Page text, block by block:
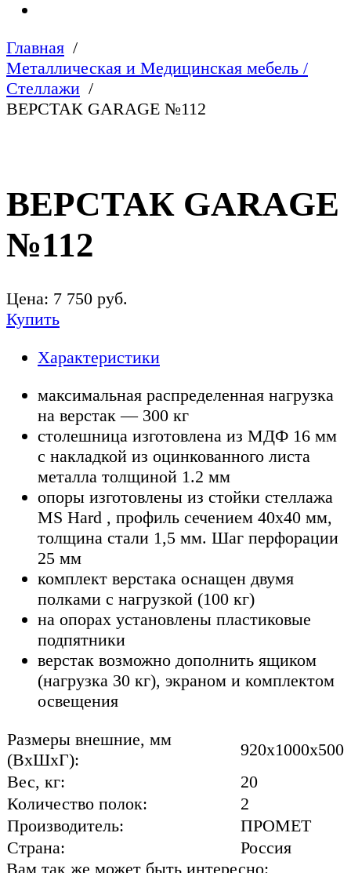
Главная
Металлическая и Медицинская мебель /
Стеллажи
ВЕРСТАК GARAGE №112
ВЕРСТАК GARAGE
№112
Цена: 7 750 руб.
Купить
Характеристики
максимальная распределенная нагрузка
на верстак — 300 кг
столешница изготовлена из МДФ 16 мм
с накладкой из оцинкованного листа
металла толщиной 1.2 мм
опоры изготовлены из стойки стеллажа
MS Hard , профиль сечением 40х40 мм,
толщина стали 1,5 мм. Шаг перфорации
25 мм
комплект верстака оснащен двумя
полками с нагрузкой (100 кг)
на опорах установлены пластиковые
подпятники
верстак возможно дополнить ящиком
(нагрузка 30 кг), экраном и комплектом
освещения
Размеры внешние, мм
(ВхШхГ):
920x1000x500
Вес, кг:
20
Количество полок:
2
Производитель:
ПРОМЕТ
Страна:
Россия
Вам так же может быть интересно: